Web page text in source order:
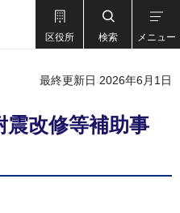
区役所 検索 メニュー
最終更新日 2026年6月1日
震改修等補助事